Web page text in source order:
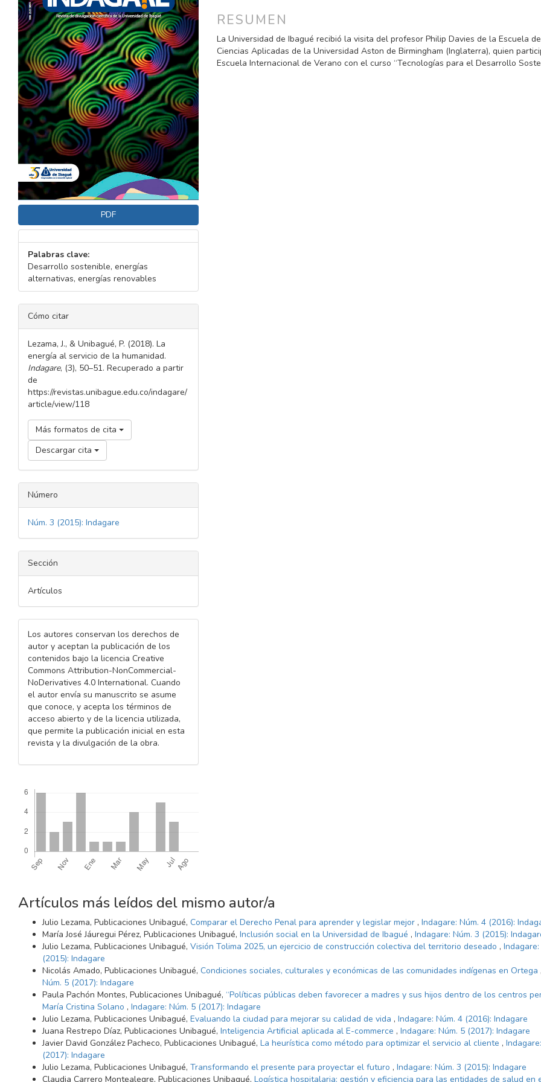
ARTÍCULO
PDF
Palabras clave:
Desarrollo sostenible, energías
alternativas, energías renovables
DETALLES
DEL
ARTÍCULO
Cómo citar
Lezama, J., & Unibagué, P. (2018). La
energía al servicio de la humanidad.
Indagare, (3), 50–51. Recuperado a partir
de
https://revistas.unibague.edu.co/indagare/
article/view/118
Más formatos de cita
Descargar cita
Número
Núm. 3 (2015): Indagare
Sección
Artículos
Los autores conservan los derechos de
autor y aceptan la publicación de los
contenidos bajo la licencia Creative
Commons Attribution-NonCommercial-
NoDerivatives 4.0 International. Cuando
el autor envía su manuscrito se asume
que conoce, y acepta los términos de
acceso abierto y de la licencia utilizada,
que permite la publicación inicial en esta
revista y la divulgación de la obra.
ARTÍCULO
RESUMEN
La Universidad de Ibagué recibió la visita del profesor Philip Davies de la Escuela
Ciencias Aplicadas de la Universidad Aston de Birmingham (Inglaterra), quien
Escuela Internacional de Verano con el curso “Tecnologías para el Desarrollo
Artículos más leídos del mismo autor/a
Julio Lezama, Publicaciones Unibagué, Comparar el Derecho Penal para aprender y legislar mejor , Indagare: Núm. 4 (2016):
María José Jáuregui Pérez, Publicaciones Unibagué, Inclusión social en la Universidad de Ibagué , Indagare: Núm. 3 (2015):
Julio Lezama, Publicaciones Unibagué, Visión Tolima 2025, un ejercicio de construcción colectiva del territorio deseado , Indagare:
(2015): Indagare
Nicolás Amado, Publicaciones Unibagué, Condiciones sociales, culturales y económicas de las comunidades indígenas en Ortega
Núm. 5 (2017): Indagare
Paula Pachón Montes, Publicaciones Unibagué, “Políticas públicas deben favorecer a madres y sus hijos dentro de los centros
María Cristina Solano , Indagare: Núm. 5 (2017): Indagare
Julio Lezama, Publicaciones Unibagué, Evaluando la ciudad para mejorar su calidad de vida , Indagare: Núm. 4 (2016): Indagare
Juana Restrepo Díaz, Publicaciones Unibagué, Inteligencia Artificial aplicada al E-commerce , Indagare: Núm. 5 (2017): Indagare
Javier David González Pacheco, Publicaciones Unibagué, La heurística como método para optimizar el servicio al cliente ,
(2017): Indagare
Julio Lezama, Publicaciones Unibagué, Transformando el presente para proyectar el futuro , Indagare: Núm. 3 (2015): Indagare
Claudia Carrero Montealegre, Publicaciones Unibagué, Logística hospitalaria: gestión y eficiencia para las entidades de salud en